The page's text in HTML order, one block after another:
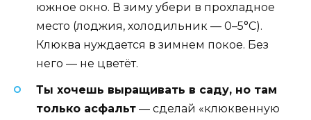
южное окно. В зиму убери в прохладное
место (лоджия, холодильник — 0–5°C).
Клюква нуждается в зимнем покое. Без
него — не цветёт.
Ты хочешь выращивать в саду, но там
только асфальт — сделай «клюквенную